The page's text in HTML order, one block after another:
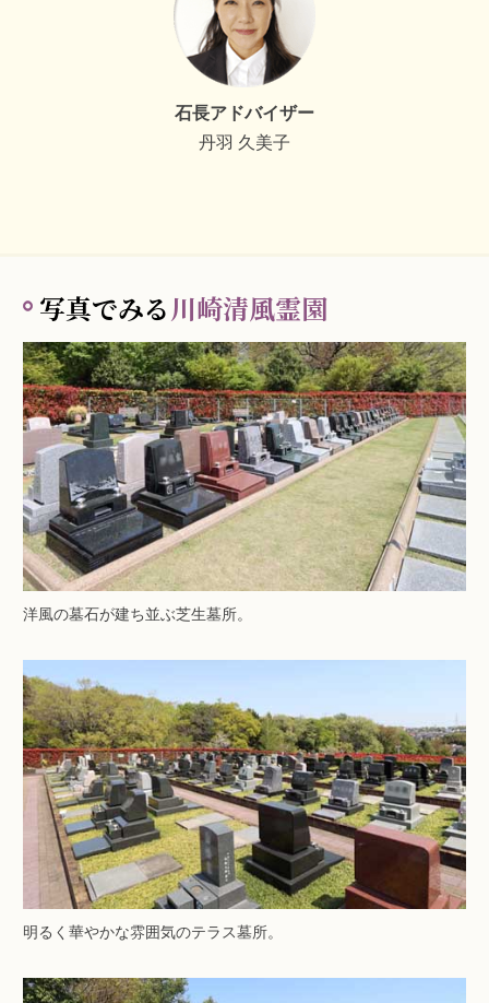
石長アドバイザー
丹羽 久美子
写真でみる川崎清風霊園
洋風の墓石が建ち並ぶ芝生墓所。
明るく華やかな雰囲気のテラス墓所。